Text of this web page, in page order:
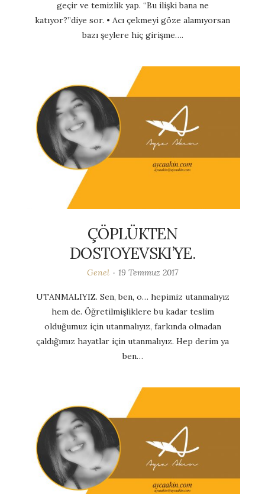
geçir ve temizlik yap. “Bu ilişki bana ne
katıyor?”diye sor. • Acı çekmeyi göze alamıyorsan
bazı şeylere hiç girişme….
ÇÖPLÜKTEN
DOSTOYEVSKI’YE.
Genel 19 Temmuz 2017
UTANMALIYIZ. Sen, ben, o… hepimiz utanmalıyız
hem de. Öğretilmişliklere bu kadar teslim
olduğumuz için utanmalıyız, farkında olmadan
çaldığımız hayatlar için utanmalıyız. Hep derim ya
ben…